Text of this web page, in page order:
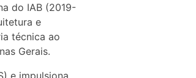
do IAB (2019-
e
técnica ao
Gerais.
e impulsiona